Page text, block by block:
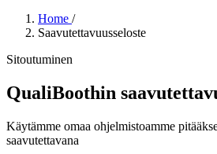
Home /
Saavutettavuusseloste
Sitoutuminen
QualiBoothin
Käytämme omaa ohjelmistoamme
saavutettavana